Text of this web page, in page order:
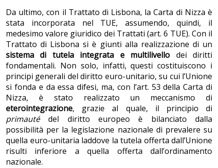
Da ultimo, con il Trattato di Lisbona, la Carta di Nizza è
stata incorporata nel TUE, assumendo, quindi, il
medesimo valore giuridico dei Trattati (art. 6 TUE). Con il
Trattato di Lisbona si è giunti alla realizzazione di un
sistema di tutela integrata e multilivello dei diritti
fondamentali. Non solo, infatti, questi costituiscono i
principi generali del diritto euro-unitario, su cui l’Unione
si fonda e da essa difesi, ma, con l’art. 53 della Carta di
Nizza, è stato realizzato un meccanismo di
eterointegrazione, grazie al quale, il principio di
primautédel diritto europeo è bilanciato dalla
possibilità per la legislazione nazionale di prevalere su
quella euro-unitaria laddove la tutela offerta dall’Unione
risulti inferiore a quella offerta dall’ordinamento
nazionale.